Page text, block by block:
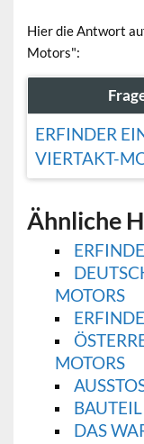
Hier die Antwort
Motors":
ERFINDER
VIERTAKT-
Ähnliche
MOTORS
MOTORS
DAS